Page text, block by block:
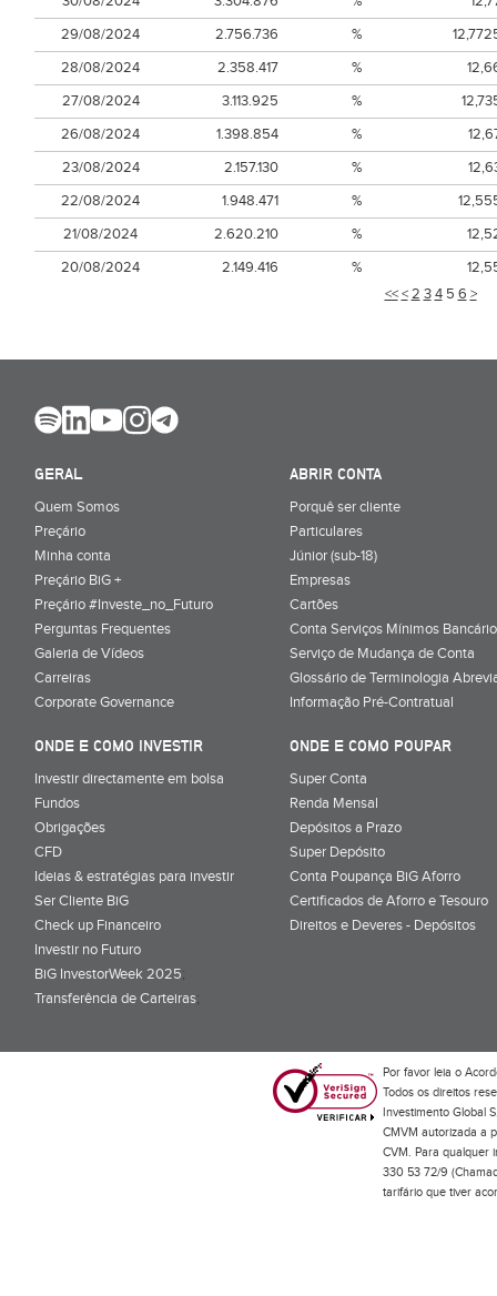
<< < 2 3 45 6 >
29/08/2024
2.756.736 %
28/08/2024
2.358.417 %
27/08/2024
3.113.925 %
26/08/2024
1.398.854 %
23/08/2024
2.157.130 %
22/08/2024
1.948.471 %
21/08/2024
2.620.210 %
20/08/2024
2.149.416 %
GERAL
Quem Somos
Preçário
Minha conta
Preçário BiG +
Preçário #Investe_no_Futuro
Perguntas Frequentes
Galeria de Vídeos
Carreiras
Corporate Governance
ABRIR CONTA
Porquê ser cliente
Particulares
Júnior (sub-18)
Empresas
Cartões
Conta Serviços Mínimos
Serviço de Mudança de Conta
Glossário de Terminologia
Informação Pré-Contratual
ONDE E COMO INVESTIR
Investir directamente em bolsa
Fundos
Obrigações
CFD
Ideias & estratégias para investir
Ser Cliente BiG
Check up Financeiro
Investir no Futuro
BiG InvestorWeek 2025;
Transferência de Carteiras;
ONDE E COMO POUPAR
Super Conta
Renda Mensal
Depósitos a Prazo
Super Depósito
Conta Poupança BiG Aforro
Certificados de Aforro e Tesouro
Direitos e Deveres - Depósitos
Por favor leia o
Todos os direitos
Investimento Global
CMVM autorizada a
CVM. Para qualquer
330 53 72/9
tarifário que tiver